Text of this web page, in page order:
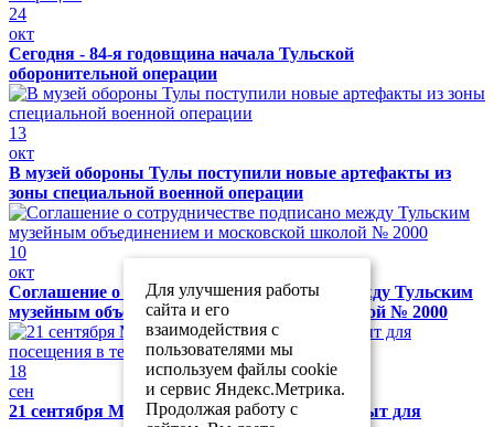
24
окт
Сегодня - 84-я годовщина начала Тульской
оборонительной операции
13
окт
В музей обороны Тулы поступили новые артефакты из
зоны специальной военной операции
10
окт
Соглашение о сотрудничестве подписано между Тульским
музейным объединением и московской школой № 2000
18
сен
21 сентября Музей обороны Тулы будет закрыт для
Для улучшения работы
сайта и его
взаимодействия с
пользователями мы
используем файлы cookie
и сервис Яндекс.Метрика.
Продолжая работу с